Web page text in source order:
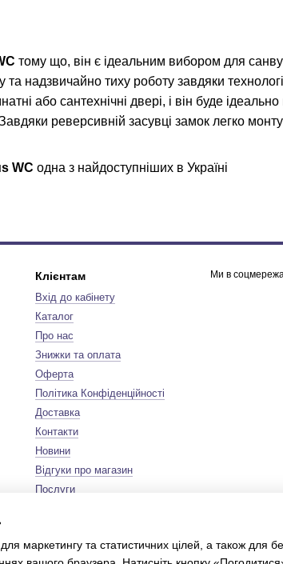
тому що, він є ідеальним вибором для
надзвичайно тиху роботу завдяки
або сантехнічні двері, і він буде ідеально
реверсивній засувці замок легко
WC одна з найдоступніших в Україні
Клієнтам
Вхід до кабінету
Каталог
Про нас
Знижки та оплата
Оферта
Політика Конфіденційності
Доставка
Контакти
Новини
Відгуки про магазин
Послуги
Сертифікати
Ми в
маркетингу та статистичних цілей, а також для